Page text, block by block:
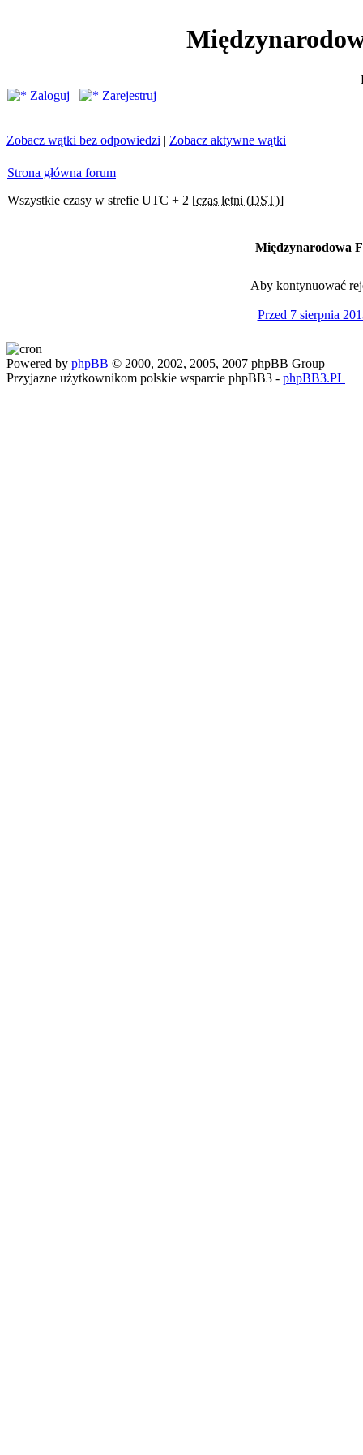
Zaloguj
Zarejestruj
Zobacz wątki bez odpowiedzi | Zobacz aktywne wątki
Strona główna forum
Wszystkie czasy w strefie UTC + 2 [czas letni (DST)]
Międzynarodowa
Aby kontynuować
Przed 7 sierpnia
Powered by phpBB © 2000, 2002, 2005, 2007 phpBB Group
Przyjazne użytkownikom polskie wsparcie phpBB3 - phpBB3.PL